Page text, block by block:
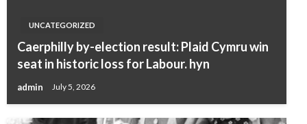
UNCATEGORIZED
Caerphilly by-election result: Plaid Cymru win
seat in historic loss for Labour. hyn
admin July 5, 2026